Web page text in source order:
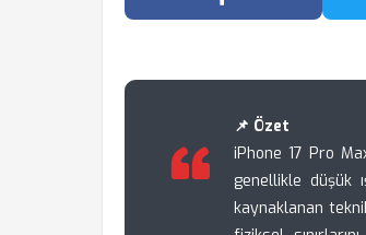
Facebook'ta
📌 Özet
iPhone 17 Pro
genellikle düşük
kaynaklanan